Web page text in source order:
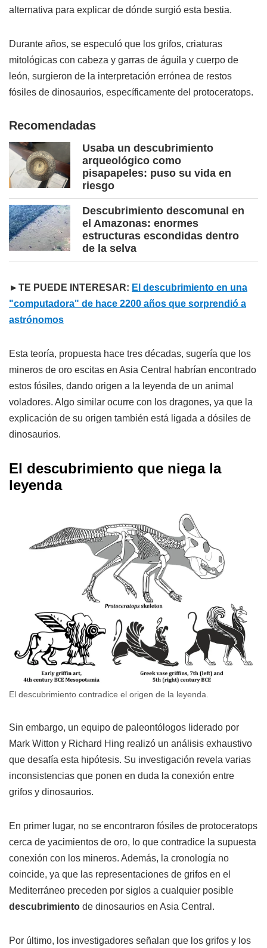
alternativa para explicar de dónde surgió esta bestia.
Durante años, se especuló que los grifos, criaturas
mitológicas con cabeza y garras de águila y cuerpo de
león, surgieron de la interpretación errónea de restos
fósiles de dinosaurios, específicamente del protoceratops.
Recomendadas
Usaba un descubrimiento
arqueológico como
pisapapeles: puso su vida en
riesgo
Descubrimiento descomunal en
el Amazonas: enormes
estructuras escondidas dentro
de la selva
►TE PUEDE INTERESAR: El descubrimiento en una
"computadora" de hace 2200 años que sorprendió a
astrónomos
Esta teoría, propuesta hace tres décadas, sugería que los
mineros de oro escitas en Asia Central habrían encontrado
estos fósiles, dando origen a la leyenda de un animal
voladores. Algo similar ocurre con los dragones, ya que la
explicación de su origen también está ligada a dósiles de
dinosaurios.
El descubrimiento que niega la
leyenda
El descubrimiento contradice el origen de la leyenda.
Sin embargo, un equipo de paleontólogos liderado por
Mark Witton y Richard Hing realizó un análisis exhaustivo
que desafía esta hipótesis. Su investigación revela varias
inconsistencias que ponen en duda la conexión entre
grifos y dinosaurios.
En primer lugar, no se encontraron fósiles de protoceratops
cerca de yacimientos de oro, lo que contradice la supuesta
conexión con los mineros. Además, la cronología no
coincide, ya que las representaciones de grifos en el
Mediterráneo preceden por siglos a cualquier posible
descubrimiento de dinosaurios en Asia Central.
Por último, los investigadores señalan que los grifos y los